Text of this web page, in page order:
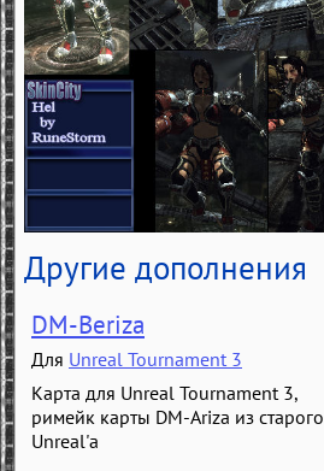
Другие дополнения
DM-Beriza
Для Unreal Tournament 3
Карта для Unreal Tournament 3,
римейк карты DM-Ariza из старого
Unreal'а